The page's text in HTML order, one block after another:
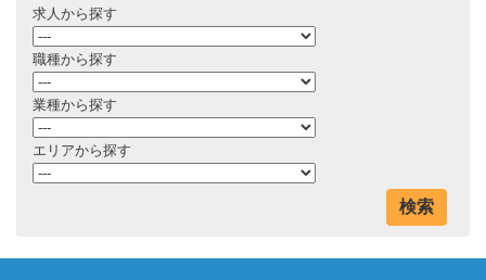
求人から探す
職種から探す
業種から探す
エリアから探す
検索